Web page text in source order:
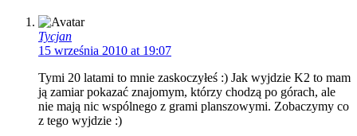
Tycjan
15 września 2010 at 19:07
Tymi 20 latami to mnie zaskoczyłeś :) Jak wyjdzie K2 to mam
ją zamiar pokazać znajomym, którzy chodzą po górach, ale
nie mają nic wspólnego z grami planszowymi. Zobaczymy co
z tego wyjdzie :)